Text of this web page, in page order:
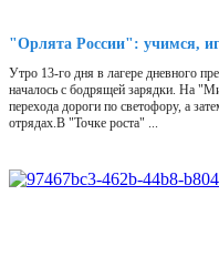
"Орлята России": учимся,
Утро 13-го дня в лагере
началось с бодрящей зарядки. На
перехода дороги по светофору, а
отрядах.В "Точке роста" ...